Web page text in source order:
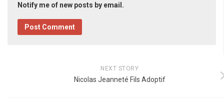
Notify me of new posts by email.
NEXT STORY
Nicolas Jeanneté Fils Adoptif